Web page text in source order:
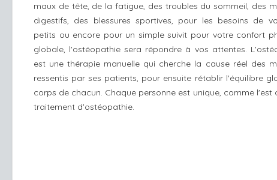
maux de tête, de la fatigue, des troubles du sommeil, des
digestifs, des blessures sportives, pour les besoins de
petits ou encore pour un simple suivit pour votre confort
globale, l'ostéopathie sera répondre à vos attentes.
est une thérapie manuelle qui cherche la cause réel des
ressentis par ses patients, pour ensuite rétablir l'équilibre
corps de chacun. Chaque personne est unique, comme l'est
traitement d'ostéopathie.